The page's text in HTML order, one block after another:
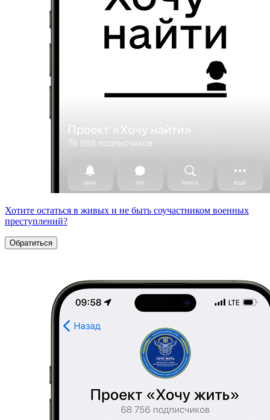
Хотите остаться в живых и не быть соучастником военных
преступлений?
Обратиться